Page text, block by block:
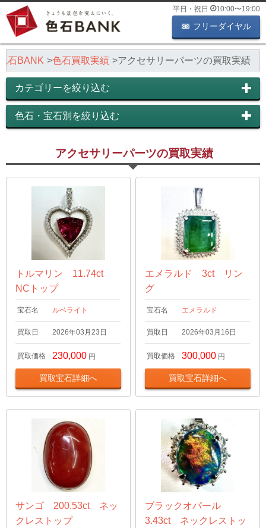
平日・祝日 10:00〜19:00
フリーダイヤル
石BANK 色石買取実績 アクセサリーパーツの買取実績
カテゴリーを絞り込む
色石・宝石別を絞り込む
アクセサリーパーツの買取実績
トルマリン 11.74ct
NCトップ
宝石名 ルベライト
買取日 2026年03月23日
買取価格 230,000 円
買取宝石詳細へ
エメラルド 3ct リン
グ
宝石名 エメラルド
買取日 2026年03月16日
買取価格 300,000 円
買取宝石詳細へ
サンゴ 200.53ct ネッ
クレストップ
ブラックオパール
3.43ct ネックレストッ